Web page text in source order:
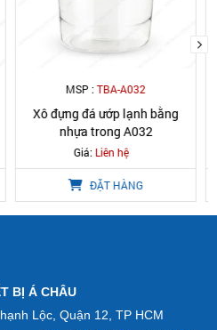
MSP :TBA-A2001
Xô đá ướp rượu inox cao cấp
A2001
Giá:Liên hệ
ĐẶT HÀNG
BỊ Á CHÂU
Lộc, Quận 12, TP HCM